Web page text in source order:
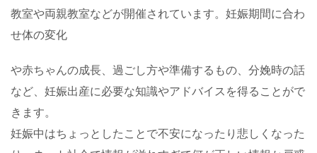
教室や両親教室などが開催されています。妊娠期間に合わ
せ体の変化
や赤ちゃんの成長、過ごし方や準備するもの、分娩時の話
など、妊娠出産に必要な知識やアドバイスを得ることがで
きます。
妊娠中はちょっとしたことで不安になったり悲しくなった